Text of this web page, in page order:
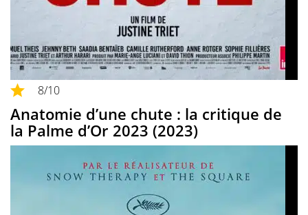
8/10
Anatomie d’une chute : la critique de
la Palme d’Or 2023 (2023)